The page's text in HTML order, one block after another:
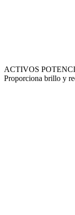
ACTIVOS
Proporciona brillo y